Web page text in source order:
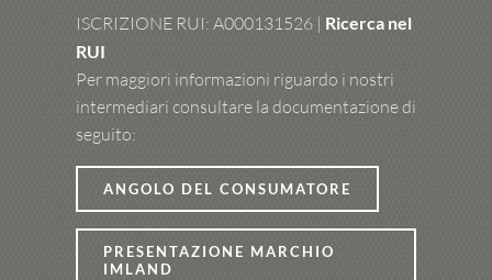
ISCRIZIONE RUI: A000131526 | Ricerca nel
RUI
Per maggiori informazioni riguardo i nostri
intermediari consultare la documentazione di
seguito:
ANGOLO DEL CONSUMATORE
PRESENTAZIONE MARCHIO
IMLAND